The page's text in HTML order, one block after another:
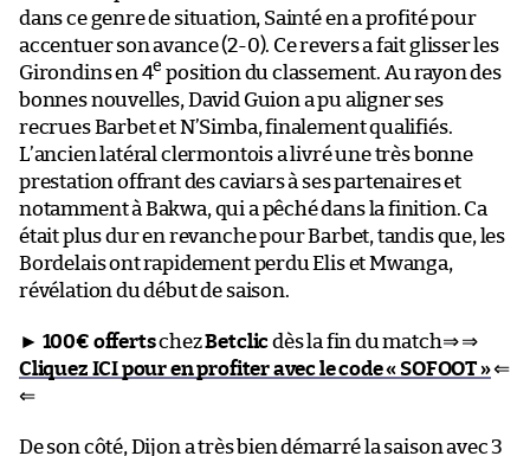
dans ce genre de situation, Sainté en a profité pour
accentuer son avance (2-0). Ce revers a fait glisser les
Girondins en 4e position du classement. Au rayon des
bonnes nouvelles, David Guion a pu aligner ses
recrues Barbet et N’Simba, finalement qualifiés.
L’ancien latéral clermontois a livré une très bonne
prestation offrant des caviars à ses partenaires et
notamment à Bakwa, qui a pêché dans la finition. Ca
était plus dur en revanche pour Barbet, tandis que, les
Bordelais ont rapidement perdu Elis et Mwanga,
révélation du début de saison.
► 100€ offertschezBetclicdès la fin du match⇒ ⇒
Cliquez ICI pour en profiter avec le code « SOFOOT »⇐
⇐
De son côté, Dijon a très bien démarré la saison avec 3